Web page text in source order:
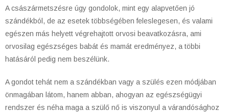
A császármetszésre úgy gondolok, mint egy alapvetően jó
szándékból, de az esetek többségében feleslegesen, és valami
egészen más helyett végrehajtott orvosi beavatkozásra, ami
orvosilag egészséges babát és mamát eredményez, a többi
hatásáról pedig nem beszélünk.
A gondot tehát nem a szándékban vagy a szülés ezen módjában
önmagában látom, hanem abban, ahogyan az egészségügyi
rendszer és néha maga a szülő nő is viszonyul a várandósághoz